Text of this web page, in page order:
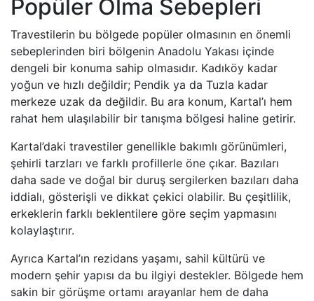
Popüler Olma Sebepleri
Travestilerin bu bölgede popüler olmasının en önemli
sebeplerinden biri bölgenin Anadolu Yakası içinde
dengeli bir konuma sahip olmasıdır. Kadıköy kadar
yoğun ve hızlı değildir; Pendik ya da Tuzla kadar
merkeze uzak da değildir. Bu ara konum, Kartal’ı hem
rahat hem ulaşılabilir bir tanışma bölgesi haline getirir.
Kartal’daki travestiler genellikle bakımlı görünümleri,
şehirli tarzları ve farklı profillerle öne çıkar. Bazıları
daha sade ve doğal bir duruş sergilerken bazıları daha
iddialı, gösterişli ve dikkat çekici olabilir. Bu çeşitlilik,
erkeklerin farklı beklentilere göre seçim yapmasını
kolaylaştırır.
Ayrıca Kartal’ın rezidans yaşamı, sahil kültürü ve
modern şehir yapısı da bu ilgiyi destekler. Bölgede hem
sakin bir görüşme ortamı arayanlar hem de daha